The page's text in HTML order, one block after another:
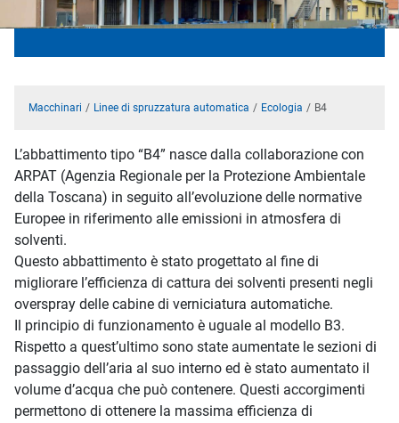
Macchinari Linee di spruzzatura automatica Ecologia B4
L’abbattimento tipo “B4” nasce dalla collaborazione con
ARPAT (Agenzia Regionale per la Protezione Ambientale
della Toscana) in seguito all’evoluzione delle normative
Europee in riferimento alle emissioni in atmosfera di
solventi.
Questo abbattimento è stato progettato al fine di
migliorare l’efficienza di cattura dei solventi presenti negli
overspray delle cabine di verniciatura automatiche.
Il principio di funzionamento è uguale al modello B3.
Rispetto a quest’ultimo sono state aumentate le sezioni di
passaggio dell’aria al suo interno ed è stato aumentato il
volume d’acqua che può contenere. Questi accorgimenti
permettono di ottenere la massima efficienza di